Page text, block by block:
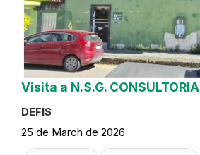
Visita a N.S.G. CONSULTORIA
DEFIS
25 de March de 2026